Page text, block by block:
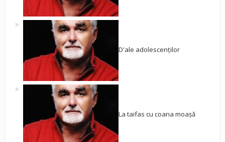
D'ale adolescenților
La taifas cu coana moașă